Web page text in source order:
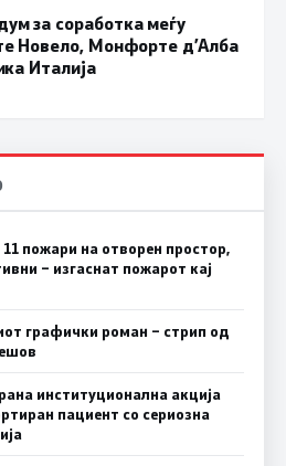
за соработка меѓу
Новело, Монфорте д’Алба
Италија
пожари на отворен простор,
– изгаснат пожарот кај
графички роман – стрип од
институционална акција
пациент со сериозна